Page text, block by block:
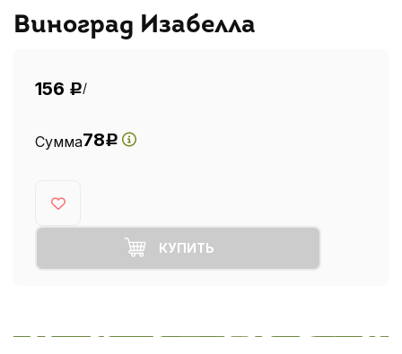
Виноград Изабелла
156 Р/
Сумма78Р
КУПИТЬ